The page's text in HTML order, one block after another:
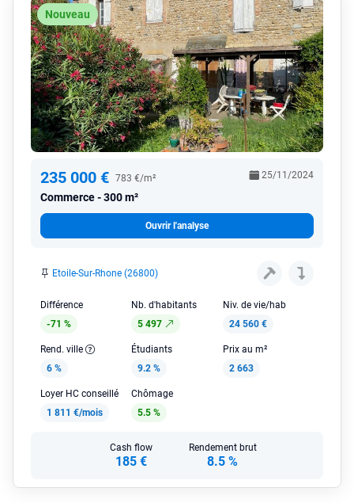
Nouveau
235 000 € 783 €/m²
Commerce 300 m²
25/11/2024
Ouvrir l'analyse
Etoile-Sur-Rhone (26800)
Différence
-71 %
Nb. d'habitants
5 497
Niv. de vie/hab
24 560 €
Rend. ville
6 %
Étudiants
9.2 %
Prix au m²
2 663
Loyer HC conseillé
1 811 €/mois
Chômage
5.5 %
Cash flow
185 €
Rendement brut
8.5 %